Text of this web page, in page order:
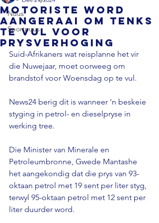
Nuus
Sportnuus
Motoriste word
aangeraai om tenks
te vul voor
prysverhoging
Suid-Afrikaners wat reisplanne het vir
die Nuwejaar, moet oorweeg om
brandstof voor Woensdag op te vul.
News24 berig dit is wanneer 'n beskeie
styging in petrol- en dieselpryse in
werking tree.
Die Minister van Minerale en
Petroleumbronne, Gwede Mantashe
het aangekondig dat die prys van 93-
oktaan petrol met 19 sent per liter styg,
terwyl 95-oktaan petrol met 12 sent per
liter duurder word.